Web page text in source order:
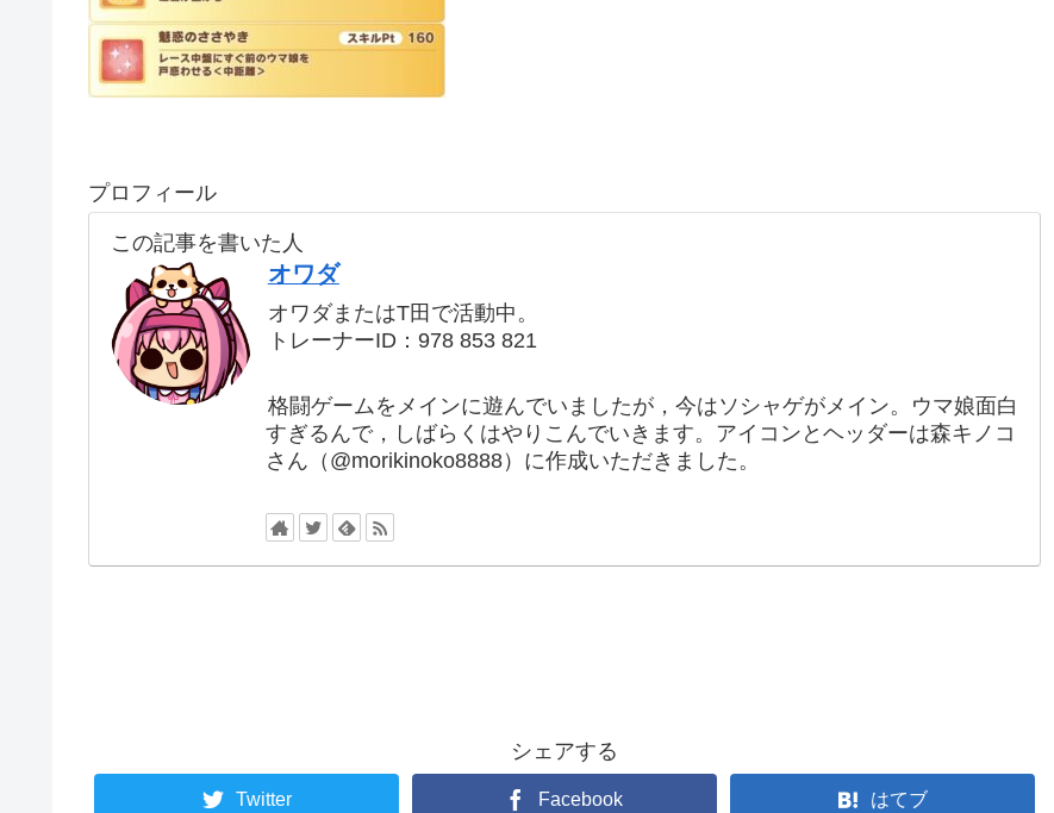
プロフィール
この記事を書いた人
オワダ
オワダまたはT田で活動中。
トレーナーID：978 853 821
格闘ゲームをメインに遊んでいましたが，今はソシャゲがメイン。ウマ娘面白
すぎるんで，しばらくはやりこんでいきます。アイコンとヘッダーは森キノコ
さん（@morikinoko8888）に作成いただきました。
シェアする
Twitter Facebook はてブ